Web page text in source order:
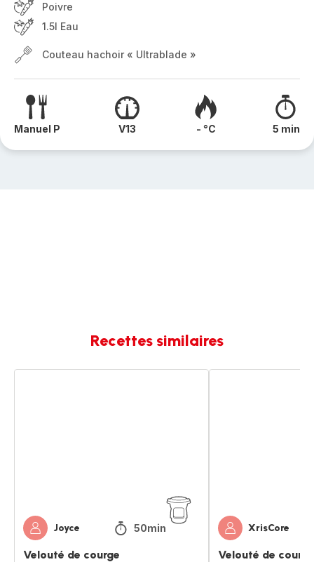
Poivre
1.5l Eau
Couteau hachoir « Ultrablade »
Manuel P V13 - °C 5 min
Recettes similaires
Joyce 50min
Velouté de courge
XrisCore
Velouté de